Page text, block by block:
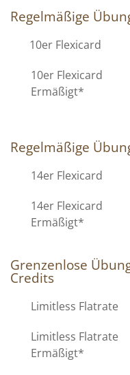
Regelmäßige
10er Flexicard
10er Flexicard
Ermäßigt*
Regelmäßige
14er Flexicard
14er Flexicard
Ermäßigt*
Grenzenlose
Credits
Limitless
Limitless
Ermäßigt*